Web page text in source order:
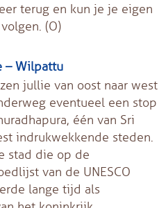
terug en kun je je eigen
(O)
– Wilpattu
jullie van oost naar west
eventueel een stop
één van Sri
indrukwekkende steden.
stad die op de
van de UNESCO
lange tijd als